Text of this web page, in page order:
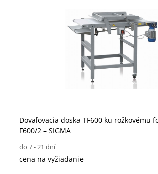
Dovaľovacia doska TF600 ku rožkovému
F600/2 – SIGMA
do 7 - 21 dní
cena na vyžiadanie